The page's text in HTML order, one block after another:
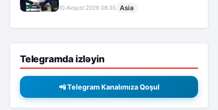
10.Avqust.2026 08:35 Asia
Telegramda izləyin
📲 Telegram Kanalımıza Qoşul